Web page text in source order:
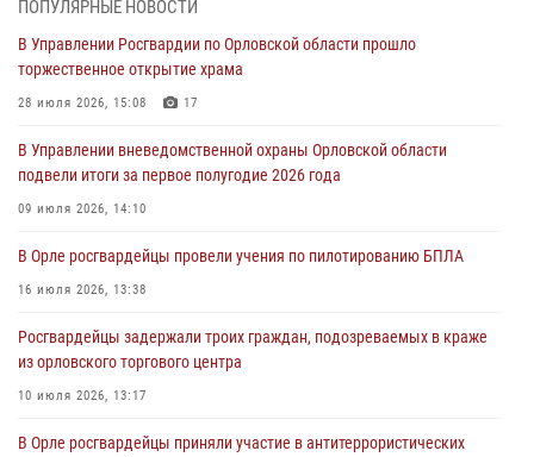
первое полугодие
05 августа 2026, 13:12
совершении противоправных действий
04 августа 2026, 14:21
04 августа 2026, 14:06
предоставлении госуслуг
03 августа 2026, 14:30
ПОПУЛЯРНЫЕ НОВОСТИ
В Управлении Росгвардии по Орловской области прошло
торжественное открытие храма
28 июля 2026, 15:08 17
В Управлении вневедомственной охраны Орловской области
подвели итоги за первое полугодие 2026 года
09 июля 2026, 14:10
В Орле росгвардейцы провели учения по пилотированию БПЛА
16 июля 2026, 13:38
Росгвардейцы задержали троих граждан, подозреваемых в краже
из орловского торгового центра
10 июля 2026, 13:17
В Орле росгвардейцы приняли участие в антитеррористических